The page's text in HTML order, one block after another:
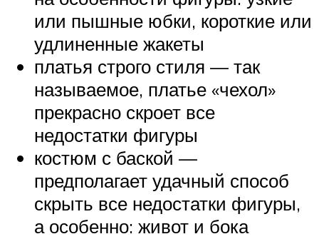
или пышные юбки, короткие или
удлиненные жакеты
платья строго стиля — так
называемое, платье «чехол»
прекрасно скроет все
недостатки фигуры
костюм с баской —
предполагает удачный способ
скрыть все недостатки фигуры,
а особенно: живот и бока